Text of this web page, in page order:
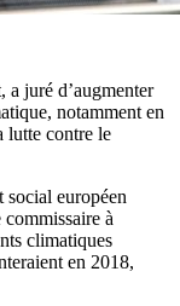
juré d’augmenter
notamment en
lutte contre le
social européen
à
climatiques
en 2018,